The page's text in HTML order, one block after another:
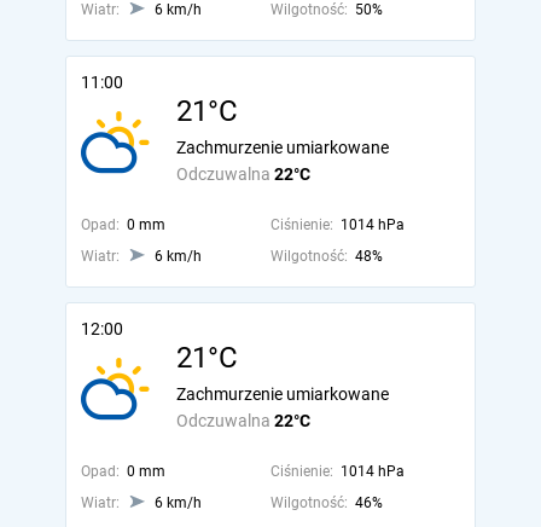
Wiatr:
6 km/h Wilgotność: 50%
11:00
21°C
Odczuwalna 22°C
Zachmurzenie umiarkowane
Opad: 0 mm Ciśnienie: 1014 hPa
Wiatr:
6 km/h Wilgotność: 48%
12:00
21°C
Odczuwalna 22°C
Zachmurzenie umiarkowane
Opad: 0 mm Ciśnienie: 1014 hPa
Wiatr:
6 km/h Wilgotność: 46%